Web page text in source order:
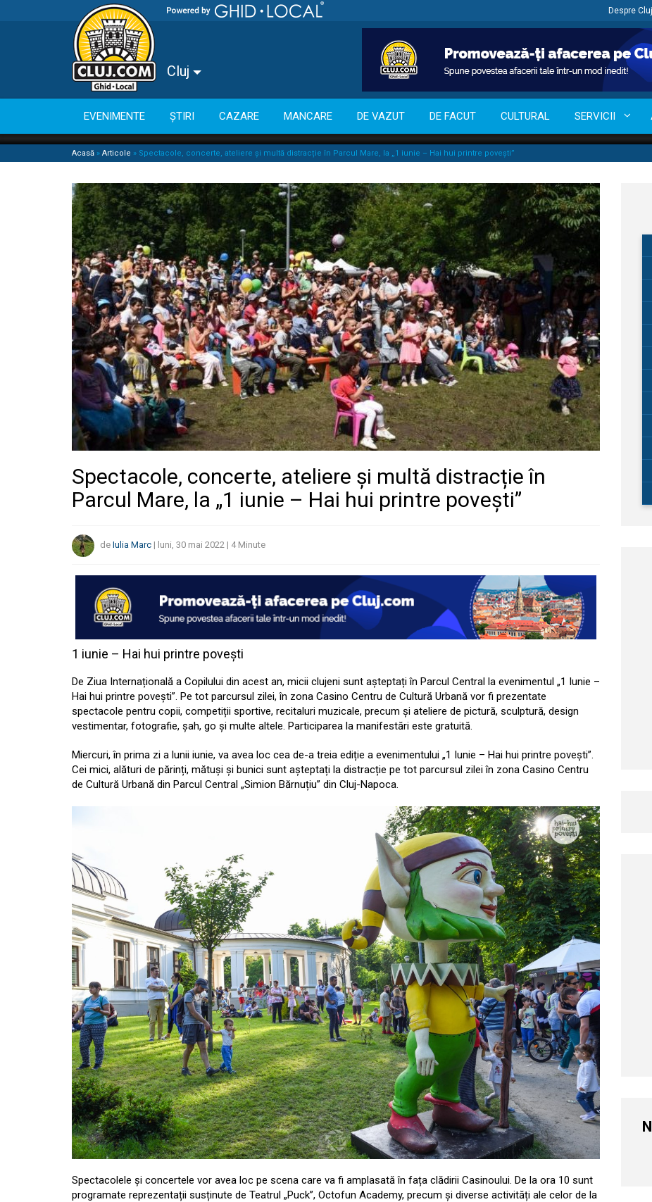
Despre
Cluj
EVENIMENTE ȘTIRI CAZARE MANCARE DE VAZUT DE FACUT CULTURAL SERVICII
Acasă » Articole » Spectacole, concerte, ateliere și multă distracție în Parcul Mare, la „1 iunie – Hai hui printre povești”
Spectacole, concerte, ateliere și multă distracție în
Parcul Mare, la „1 iunie – Hai hui printre povești”
de Iulia Marc | luni, 30 mai 2022 | 4 Minute
1 iunie – Hai hui printre povești
De Ziua Internațională a Copilului din acest an, micii clujeni sunt așteptați în Parcul Central la evenimentul „1 Iunie –
Hai hui printre povești”. Pe tot parcursul zilei, în zona Casino Centru de Cultură Urbană vor fi prezentate
spectacole pentru copii, competiții sportive, recitaluri muzicale, precum și ateliere de pictură, sculptură, design
vestimentar, fotografie, șah, go și multe altele. Participarea la manifestări este gratuită.
Miercuri, în prima zi a lunii iunie, va avea loc cea de-a treia ediție a evenimentului „1 Iunie – Hai hui printre povești”.
Cei mici, alături de părinți, mătuși și bunici sunt așteptați la distracție pe tot parcursul zilei în zona Casino Centru
de Cultură Urbană din Parcul Central „Simion Bărnuțiu” din Cluj-Napoca.
Spectacolele și concertele vor avea loc pe scena care va fi amplasată în fața clădirii Casinoului. De la ora 10 sunt
programate reprezentații susținute de Teatrul „Puck”, Octofun Academy, precum și diverse activități ale celor de la